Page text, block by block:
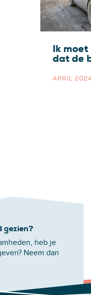
Ik
dat de
APRIL
gezien?
heb je
Neem dan